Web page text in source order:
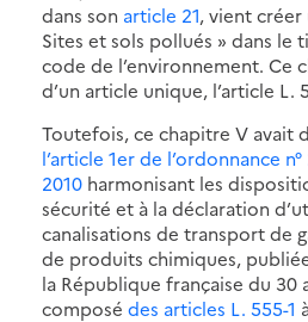
dans son article 21, vient
Sites et sols pollués » dans le
code de l’environnement. Ce
d’un article unique, l’article L.
Toutefois, ce chapitre V avait
l’article 1er de l’ordonnance
2010 harmonisant les
sécurité et à la déclaration
canalisations de transport de
de produits chimiques,
la République française du 30
composé des articles L. 555-1